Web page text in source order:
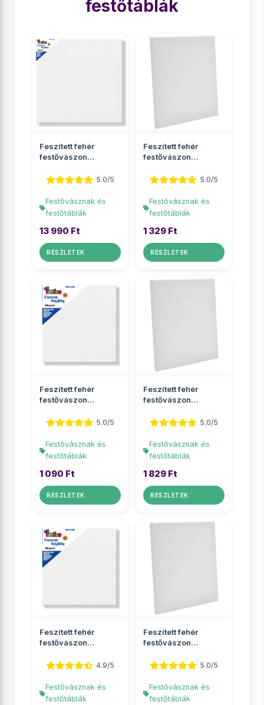
festőtáblák
Feszített fehér
festővászon
5.0/5
Festővásznak és
festőtáblák
13 990 Ft
RÉSZLETEK
Feszített fehér
festővászon
5.0/5
Festővásznak és
festőtáblák
1 329 Ft
RÉSZLETEK
Feszített fehér
festővászon
5.0/5
Festővásznak és
festőtáblák
1 090 Ft
RÉSZLETEK
Feszített fehér
festővászon
5.0/5
Festővásznak és
festőtáblák
1 829 Ft
RÉSZLETEK
Feszített fehér
festővászon
4.9/5
Festővásznak és
festőtáblák
Feszített fehér
festővászon
5.0/5
Festővásznak és
festőtáblák